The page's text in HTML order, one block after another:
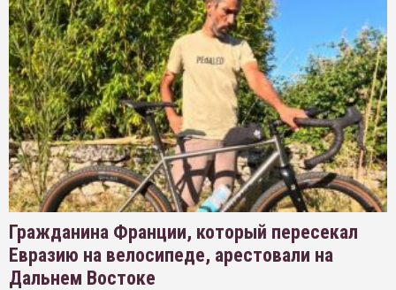
Гражданина Франции, который пересекал
Евразию на велосипеде, арестовали на
Дальнем Востоке